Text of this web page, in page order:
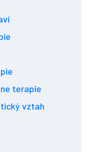
terapie
vztah